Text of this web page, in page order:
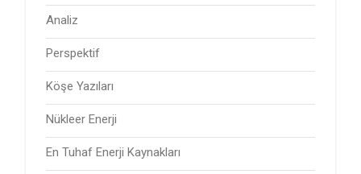
Analiz
Perspektif
Köşe Yazıları
Nükleer Enerji
En Tuhaf Enerji Kaynakları